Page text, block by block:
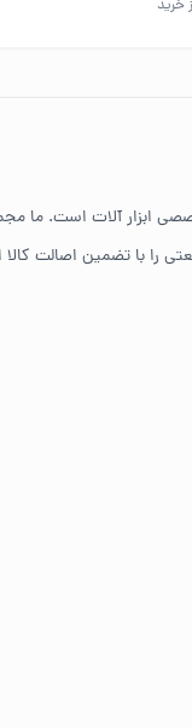
ابزار
ابزارهای سبک
خرید
ابزار آلات است. ما
را با تضمین اصالت کالا